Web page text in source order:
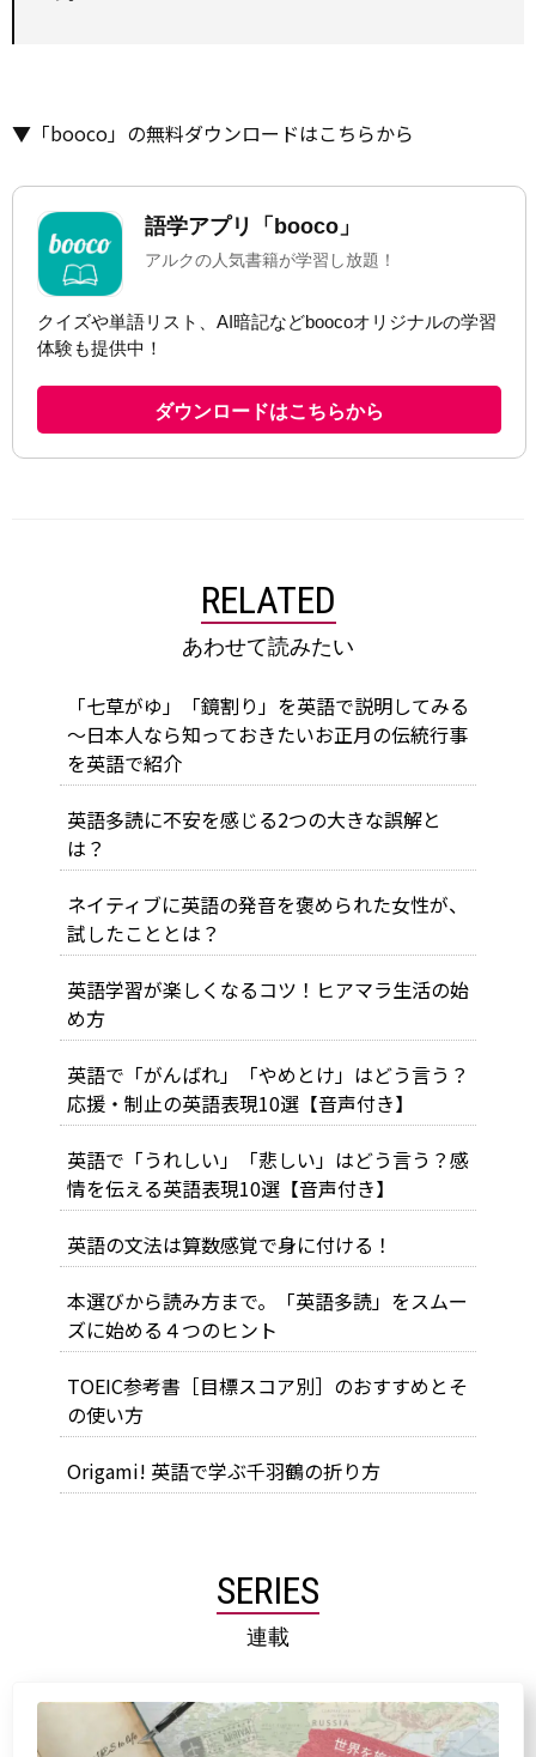
▼「booco」の無料ダウンロードはこちらから
RELATED
あわせて読みたい
「七草がゆ」「鏡割り」を英語で説明してみる
～日本人なら知っておきたいお正月の伝統行事
を英語で紹介
英語多読に不安を感じる2つの大きな誤解と
は？
ネイティブに英語の発音を褒められた女性が、
試したこととは？
英語学習が楽しくなるコツ！ヒアマラ生活の始
め方
英語で「がんばれ」「やめとけ」はどう言う？
応援・制止の英語表現10選【音声付き】
英語で「うれしい」「悲しい」はどう言う？感
情を伝える英語表現10選【音声付き】
英語の文法は算数感覚で身に付ける！
本選びから読み方まで。「英語多読」をスムー
ズに始める４つのヒント
TOEIC参考書［目標スコア別］のおすすめとそ
の使い方
Origami! 英語で学ぶ千羽鶴の折り方
SERIES
連載